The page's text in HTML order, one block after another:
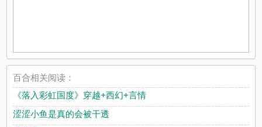
百合相关阅读：
《落入彩虹国度》穿越+西幻+言情
涩涩小鱼是真的会被干透